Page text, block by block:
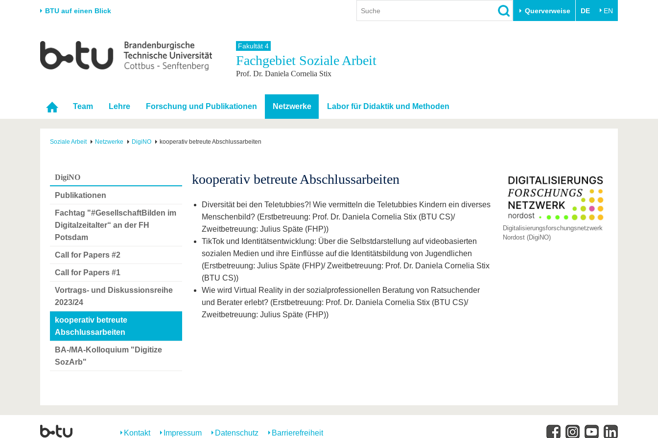
BTU auf einen Blick Querverweise DE EN
Universität
Karriere & Engagement
Partnerschaften &
Strukturwandel
Forschung
Förderung
Wissenschaftlicher
Nachwuchs
Studium
Studienangebot
Im Studium
Nach dem Studium
International
Internationales Profil
Mit der BTU ins Ausland
Für internationale
Studierende
Weiterbildung
Innovative Transferprojekte
BTU & Region erleben
Fakultät 4
Fachgebiet Soziale Arbeit
Prof. Dr. Daniela Cornelia Stix
Team Lehre Forschung und Publikationen Netzwerke Labor für Didaktik und Methoden
Soziale Arbeit Netzwerke DigiNO kooperativ betreute Abschlussarbeiten
DigiNO
Publikationen
Fachtag "#GesellschaftBilden im
Digitalzeitalter“ an der FH
Potsdam
Call for Papers #2
Call for Papers #1
Vortrags- und Diskussionsreihe
2023/24
kooperativ betreute
Abschlussarbeiten
BA-/MA-Kolloquium "Digitize
SozArb"
Digitalisierungsforschungsnetzwerk
Nordost (DigiNO)
kooperativ betreute Abschlussarbeiten
Diversität bei den Teletubbies?! Wie vermitteln die Teletubbies Kindern ein diverses
Menschenbild? (Erstbetreuung: Prof. Dr. Daniela Cornelia Stix (BTU CS)/
Zweitbetreuung: Julius Späte (FHP))
TikTok und Identitätsentwicklung: Über die Selbstdarstellung auf videobasierten
sozialen Medien und ihre Einflüsse auf die Identitätsbildung von Jugendlichen
(Erstbetreuung: Julius Späte (FHP)/ Zweitbetreuung: Prof. Dr. Daniela Cornelia Stix
(BTU CS))
Wie wird Virtual Reality in der sozialprofessionellen Beratung von Ratsuchender
und Berater erlebt? (Erstbetreuung: Prof. Dr. Daniela Cornelia Stix (BTU CS)/
Zweitbetreuung: Julius Späte (FHP))
Kontakt Impressum Datenschutz Barrierefreiheit